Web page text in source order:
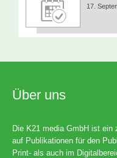
17.
Über uns
Die K21 media GmbH ist
auf Publikationen für den
Print- als auch im